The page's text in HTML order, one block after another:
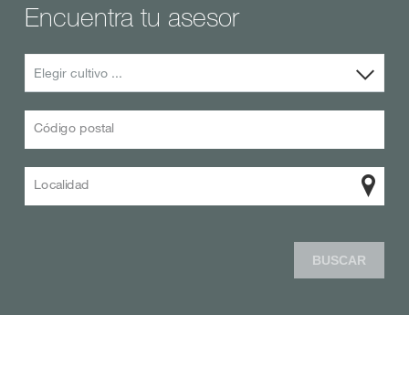
Encuentra tu asesor
Elegir cultivo ...
Código postal
Localidad
BUSCAR